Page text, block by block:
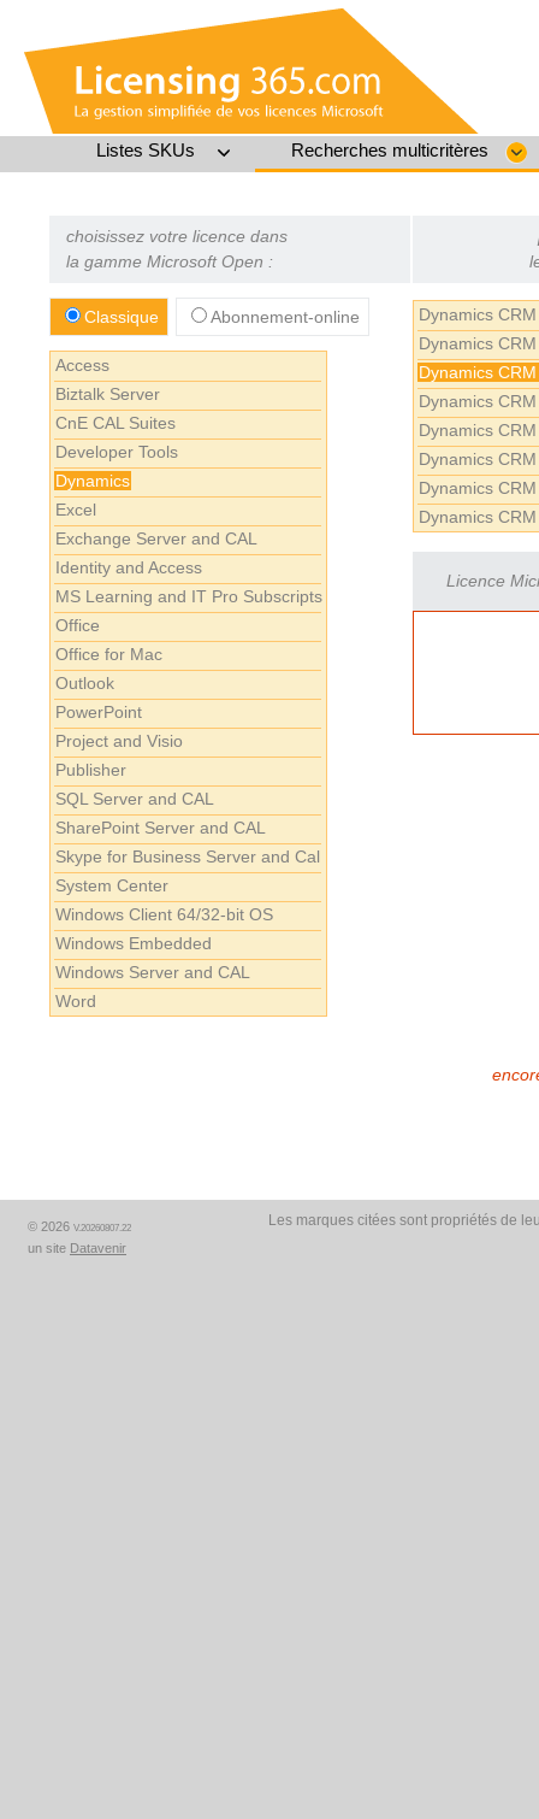
Listes SKUs Recherches multicritères
choisissez votre licence dans
la gamme Microsoft Open :
Classique Abonnement-online
Access
Biztalk Server
CnE CAL Suites
Developer Tools
Dynamics
Excel
Exchange Server and CAL
Identity and Access
MS Learning and IT Pro Subscripts
Office
Office for Mac
Outlook
PowerPoint
Project and Visio
Publisher
SQL Server and CAL
SharePoint Server and CAL
Skype for Business Server and Cal
System Center
Windows Client 64/32-bit OS
Windows Embedded
Windows Server and CAL
Word
Dynamics
Dynamics
Dynamics
Dynamics
Dynamics
Dynamics
Dynamics
Dynamics
Licence
© 2026 V.20260807.22
un site Datavenir
Les marques citées sont propriétés de